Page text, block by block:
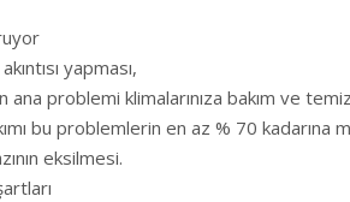
yapması,
problemi klimalarınıza bakım ve
bu problemlerin en az % 70 kadarına
eksilmesi.